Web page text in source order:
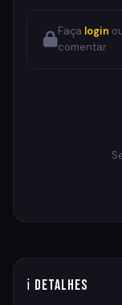
Faça login
comentar.
ℹ Detalhes